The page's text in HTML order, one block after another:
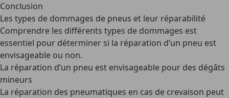
Conclusion
Les types de dommages de pneus et leur réparabilité
Comprendre les différents types de dommages est
essentiel pour déterminer si la réparation d’un pneu est
envisageable ou non.
La réparation d’un pneu est envisageable pour des dégâts
mineurs
La réparation des pneumatiques en cas de crevaison peut